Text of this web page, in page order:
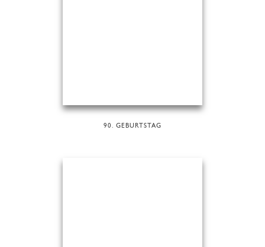
90. GEBURTSTAG